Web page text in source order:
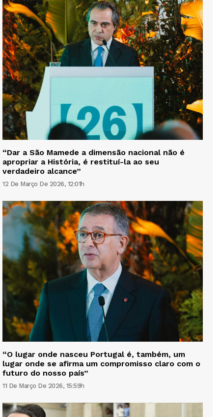
“Dar a São Mamede a dimensão nacional não é
apropriar a História, é restituí-la ao seu
verdadeiro alcance”
12 De Março De 2026, 12:01h
“O lugar onde nasceu Portugal é, também, um
lugar onde se afirma um compromisso claro com o
futuro do nosso país”
11 De Março De 2026, 15:59h